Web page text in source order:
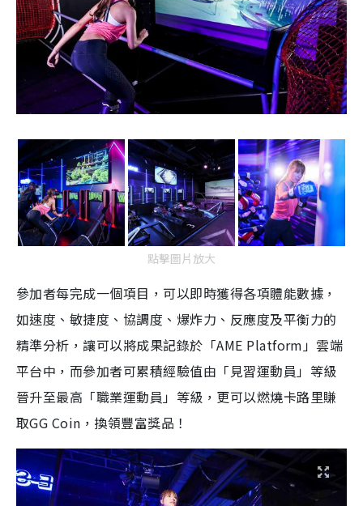
點擊圖片放大
參加者每完成一個項目，可以即時獲得各項體能數據，
如速度、敏捷度、協調度、爆炸力、反應度及平衡力的
精準分析，讓可以將成果記錄於「AME Platform」雲端
平台中，而參加者可累積經驗值由「見習運動員」等級
晉升至最高「職業運動員」等級，更可以燃燒卡路里賺
取GG Coin，換領豐富獎品！